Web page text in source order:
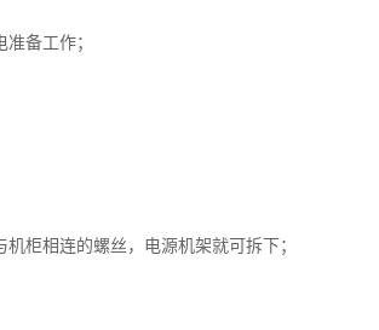
备工作；
柜相连的螺丝，电源机架就可拆下；